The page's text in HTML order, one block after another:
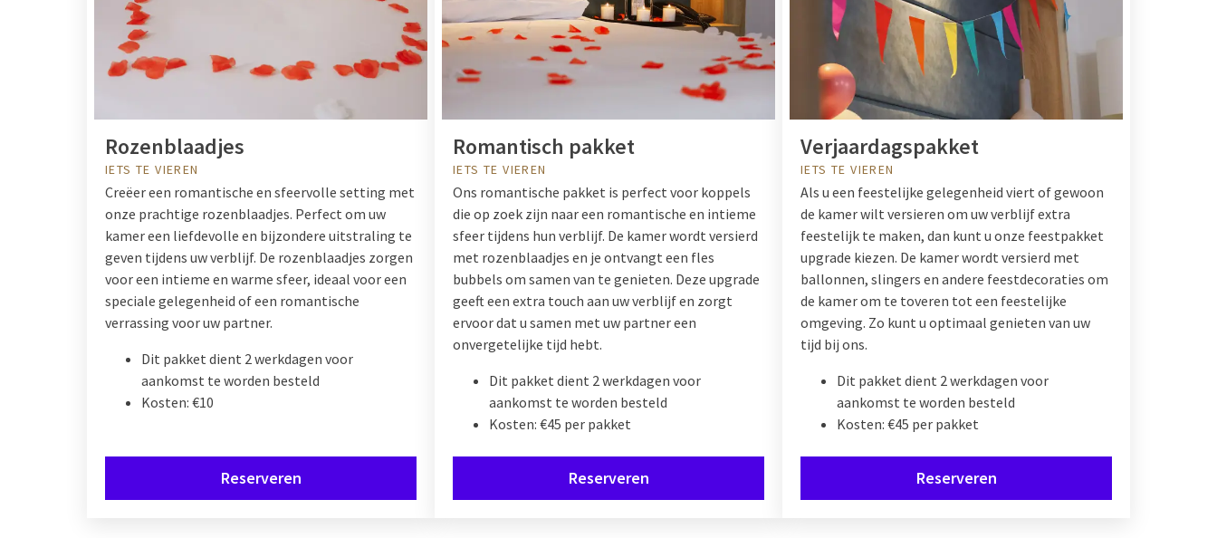
Rozenblaadjes
IETS TE VIEREN
Creëer een romantische en sfeervolle setting met
onze prachtige rozenblaadjes. Perfect om uw
kamer een liefdevolle en bijzondere uitstraling te
geven tijdens uw verblijf. De rozenblaadjes zorgen
voor een intieme en warme sfeer, ideaal voor een
speciale gelegenheid of een romantische
verrassing voor uw partner.
Dit pakket dient 2 werkdagen voor
aankomst te worden besteld
Kosten: €10
Reserveren
Romantisch pakket
IETS TE VIEREN
Ons romantische pakket is perfect voor koppels
die op zoek zijn naar een romantische en intieme
sfeer tijdens hun verblijf. De kamer wordt versierd
met rozenblaadjes en je ontvangt een fles
bubbels om samen van te genieten. Deze upgrade
geeft een extra touch aan uw verblijf en zorgt
ervoor dat u samen met uw partner een
onvergetelijke tijd hebt.
Dit pakket dient 2 werkdagen voor
aankomst te worden besteld
Kosten: €45 per pakket
Reserveren
Verjaardagspakket
IETS TE VIEREN
Als u een feestelijke gelegenheid viert of gewoon
de kamer wilt versieren om uw verblijf extra
feestelijk te maken, dan kunt u onze feestpakket
upgrade kiezen. De kamer wordt versierd met
ballonnen, slingers en andere feestdecoraties om
de kamer om te toveren tot een feestelijke
omgeving. Zo kunt u optimaal genieten van uw
tijd bij ons.
Dit pakket dient 2 werkdagen voor
aankomst te worden besteld
Kosten: €45 per pakket
Reserveren